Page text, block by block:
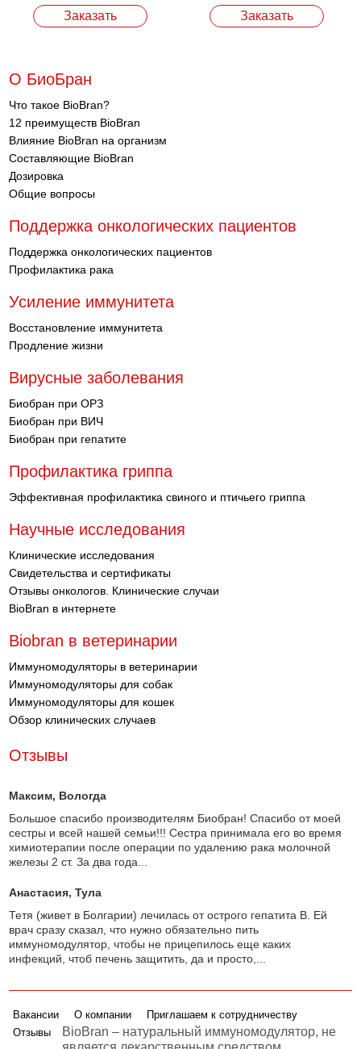
Заказать Заказать
О БиоБран
Что такое BioBran?
12 преимуществ BioBran
Влияние BioBran на организм
Составляющие BioBran
Дозировка
Общие вопросы
Поддержка онкологических пациентов
Поддержка онкологических пациентов
Профилактика рака
Усиление иммунитета
Восстановление иммунитета
Продление жизни
Вирусные заболевания
Биобран при ОРЗ
Биобран при ВИЧ
Биобран при гепатите
Профилактика гриппа
Эффективная профилактика свиного и птичьего гриппа
Научные исследования
Клинические исследования
Свидетельства и сертификаты
Отзывы онкологов. Клинические случаи
BioBran в интернете
Biobran в ветеринарии
Иммуномодуляторы в ветеринарии
Иммуномодуляторы для собак
Иммуномодуляторы для кошек
Обзор клинических случаев
Отзывы
Максим, Вологда
Большое спасибо производителям Биобран! Спасибо от моей
сестры и всей нашей семьи!!! Сестра принимала его во время
химиотерапии после операции по удалению рака молочной
железы 2 ст. За два года...
Анастасия, Тула
Тетя (живет в Болгарии) лечилась от острого гепатита В. Ей
врач сразу сказал, что нужно обязательно пить
иммуномодулятор, чтобы не прицепилось еще каких
инфекций, чтоб печень защитить, да и просто,...
Вакансии О компании
Приглашаем к сотрудничеству
Отзывы
BioBran – натуральный иммуномодулятор, не